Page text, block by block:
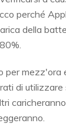
perché
della
per mezz'ora
di